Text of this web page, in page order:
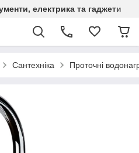
електрика та гаджети
Сантехніка Проточні